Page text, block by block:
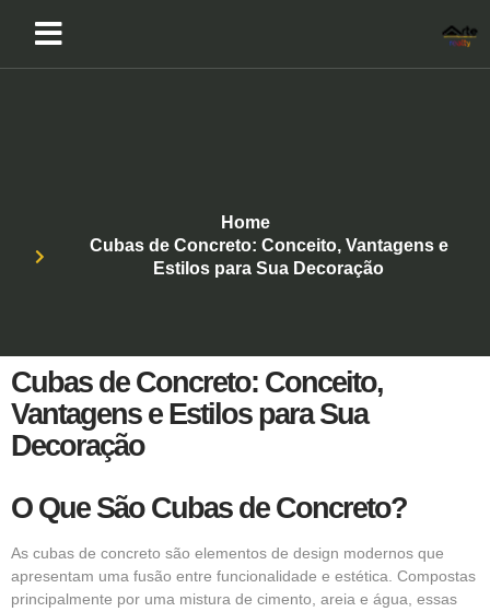
Home
Cubas de Concreto: Conceito, Vantagens e
Estilos para Sua Decoração
Cubas de Concreto: Conceito,
Vantagens e Estilos para Sua
Decoração
O Que São Cubas de Concreto?
As cubas de concreto são elementos de design modernos que
apresentam uma fusão entre funcionalidade e estética. Compostas
principalmente por uma mistura de cimento, areia e água, essas